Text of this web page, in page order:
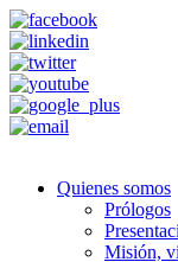
Quienes somos
Prólogos
Misión,